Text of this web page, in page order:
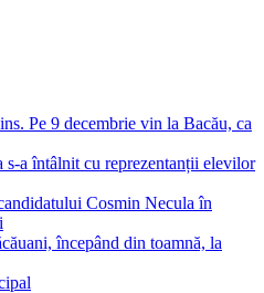
Pe 9 decembrie vin la Bacău, ca
a întâlnit cu reprezentanții elevilor
Cosmin Necula în
începând din toamnă, la